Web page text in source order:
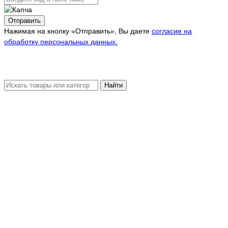
Отправить
Нажимая на кнопку «Отправить», Вы даете согласие на
обработку персональных данных.
Найти